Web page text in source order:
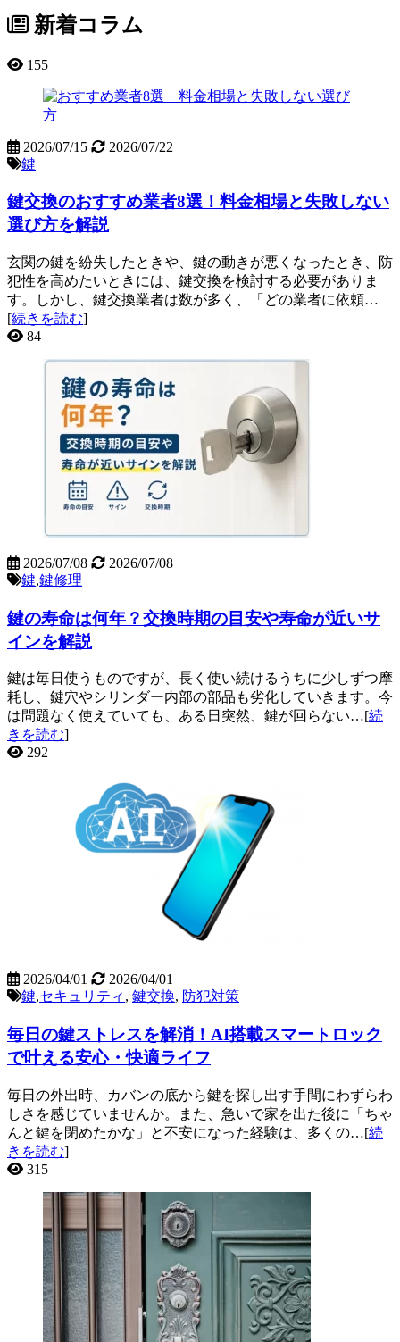
新着コラム
155
2026/07/15
2026/07/22
鍵
鍵交換のおすすめ業者8選！料金相場と失敗しない
選び方を解説
玄関の鍵を紛失したときや、鍵の動きが悪くなったとき、防
犯性を高めたいときには、鍵交換を検討する必要がありま
す。しかし、鍵交換業者は数が多く、「どの業者に依頼…
[続きを読む]
84
2026/07/08
2026/07/08
鍵,鍵修理
鍵の寿命は何年？交換時期の目安や寿命が近いサ
インを解説
鍵は毎日使うものですが、長く使い続けるうちに少しずつ摩
耗し、鍵穴やシリンダー内部の部品も劣化していきます。今
は問題なく使えていても、ある日突然、鍵が回らない…[続
きを読む]
292
2026/04/01
2026/04/01
鍵,セキュリティ , 鍵交換, 防犯対策
毎日の鍵ストレスを解消！AI搭載スマートロック
で叶える安心・快適ライフ
毎日の外出時、カバンの底から鍵を探し出す手間にわずらわ
しさを感じていませんか。また、急いで家を出た後に「ちゃ
んと鍵を閉めたかな」と不安になった経験は、多くの…[続
きを読む]
315